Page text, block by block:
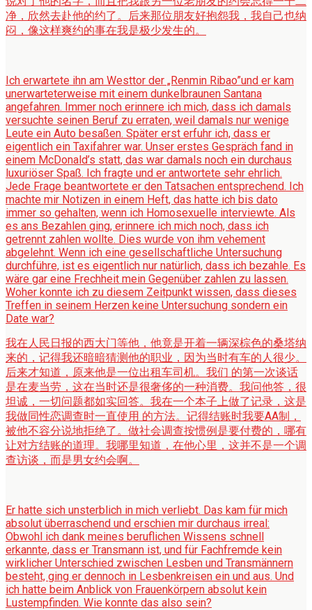
净，欣然去赴他的约了。后来那位朋友好抱怨我，我自己也纳
闷，像这样爽约的事在我是极少发生的。
Ich erwartete ihn am Westtor der „Renmin Ribao”und er kam
unerwarteterweise mit einem dunkelbraunen Santana
angefahren. Immer noch erinnere ich mich, dass ich damals
versuchte seinen Beruf zu erraten, weil damals nur wenige
Leute ein Auto besaßen. Später erst erfuhr ich, dass er
eigentlich ein Taxifahrer war. Unser erstes Gespräch fand in
einem McDonald’s statt, das war damals noch ein durchaus
luxuriöser Spaß. Ich fragte und er antwortete sehr ehrlich.
Jede Frage beantwortete er den Tatsachen entsprechend. Ich
machte mir Notizen in einem Heft, das hatte ich bis dato
immer so gehalten, wenn ich Homosexuelle interviewte. Als
es ans Bezahlen ging, erinnere ich mich noch, dass ich
getrennt zahlen wollte. Dies wurde von ihm vehement
abgelehnt. Wenn ich eine gesellschaftliche Untersuchung
durchführe, ist es eigentlich nur natürlich, dass ich bezahle. Es
wäre gar eine Frechheit mein Gegenüber zahlen zu lassen.
Woher konnte ich zu diesem Zeitpunkt wissen, dass dieses
Treffen in seinem Herzen keine Untersuchung sondern ein
Date war?
我在人民日报的西大门等他，他竟是开着一辆深棕色的桑塔纳
来的，记得我还暗暗猜测他的职业，因为当时有车的人很少。
后来才知道，原来他是一位出租车司机。我们 的第一次谈话
是在麦当劳，这在当时还是很奢侈的一种消费。我问他答，很
坦诚，一切问题都如实回答。我在一个本子上做了记录，这是
我做同性恋调查时一直使用 的方法。记得结账时我要AA制，
被他不容分说地拒绝了。做社会调查按惯例是要付费的，哪有
让对方结账的道理。我哪里知道，在他心里，这并不是一个调
查访谈，而是男女约会啊。
Er hatte sich unsterblich in mich verliebt. Das kam für mich
absolut überraschend und erschien mir durchaus irreal:
Obwohl ich dank meines beruflichen Wissens schnell
erkannte, dass er Transmann ist, und für Fachfremde kein
wirklicher Unterschied zwischen Lesben und Transmännern
besteht, ging er dennoch in Lesbenkreisen ein und aus. Und
ich hatte beim Anblick von Frauenkörpern absolut kein
Lustempfinden. Wie konnte das also sein?